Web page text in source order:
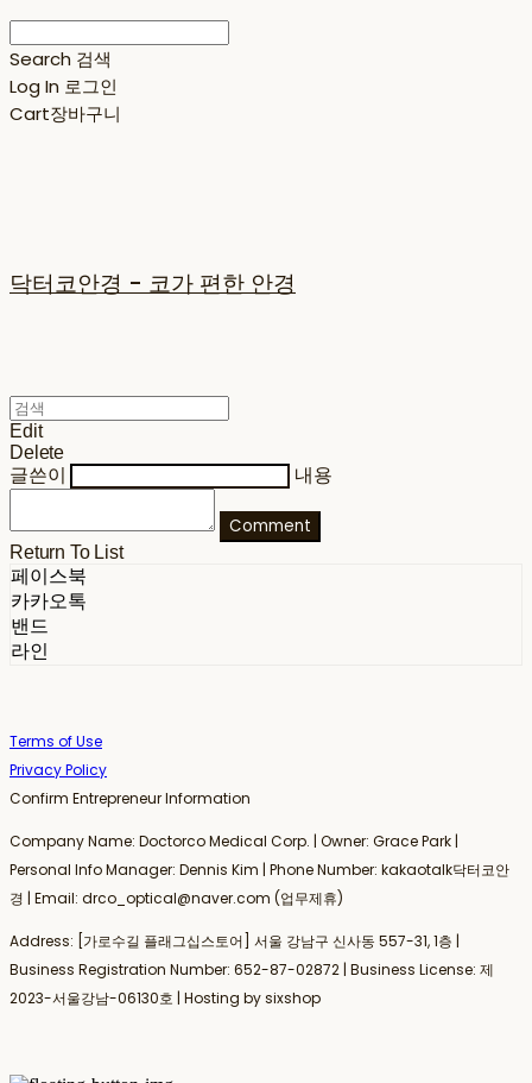
Search 검색
Log In 로그인
Cart장바구니
닥터코안경 - 코가 편한 안경
Edit
Delete
글쓴이
내용
Comment
Return To List
페이스북
카카오톡
밴드
라인
Terms of Use
Privacy Policy
Confirm Entrepreneur Information
Company Name: Doctorco Medical Corp. | Owner: Grace Park |
Personal Info Manager: Dennis Kim | Phone Number: kakaotalk닥터코안
경 | Email: drco_optical@naver.com (업무제휴)
Address: [가로수길 플래그십스토어] 서울 강남구 신사동 557-31, 1층 |
Business Registration Number: 652-87-02872 | Business License: 제
2023-서울강남-06130호 | Hosting by sixshop